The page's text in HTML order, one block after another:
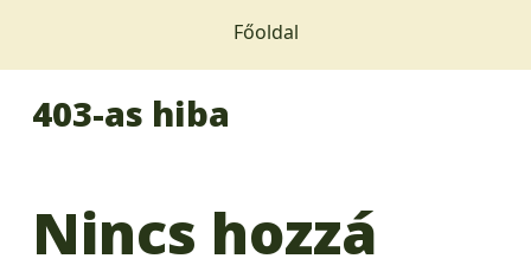
Főoldal
403-as hiba
Nincs hozzá